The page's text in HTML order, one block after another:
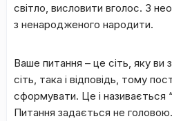
світло, висловити вголос. З
з ненародженого народити.
Ваше питання – це сіть, яку ви
сіть, така і відповідь, тому
сформувати. Це і називається
Питання задається не